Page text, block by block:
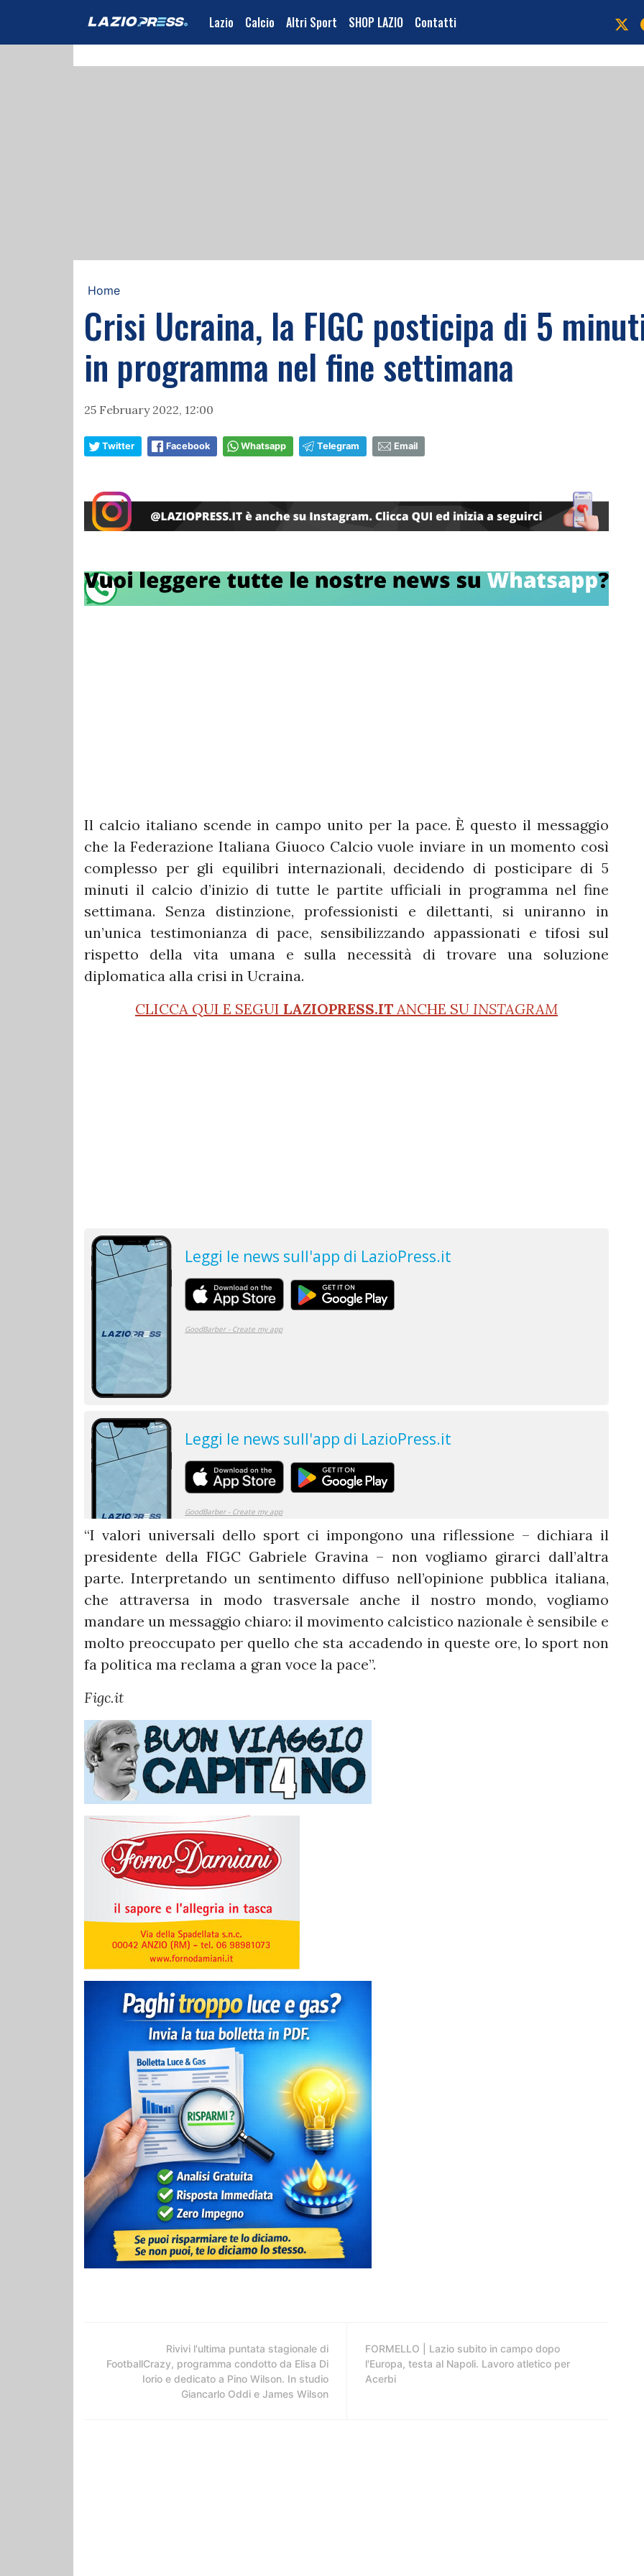
Lazio Calcio Altri Sport SHOP LAZIO Contatti
Home
Crisi Ucraina, la FIGC posticipa di 5
in programma nel fine settimana
25 February 2022, 12:00
Twitter Facebook Whatsapp Telegram Email
Il calcio italiano scende in campo unito per la pace. È questo il messaggio
che la Federazione Italiana Giuoco Calcio vuole inviare in un momento così
complesso per gli equilibri internazionali, decidendo di posticipare di 5
minuti il calcio d’inizio di tutte le partite ufficiali in programma nel fine
settimana. Senza distinzione, professionisti e dilettanti, si uniranno in
un’unica testimonianza di pace, sensibilizzando appassionati e tifosi sul
rispetto della vita umana e sulla necessità di trovare una soluzione
diplomatica alla crisi in Ucraina.
CLICCA QUI E SEGUI LAZIOPRESS.IT ANCHE SU INSTAGRAM
“I valori universali dello sport ci impongono una riflessione – dichiara il
presidente della FIGC Gabriele Gravina – non vogliamo girarci dall’altra
parte. Interpretando un sentimento diffuso nell’opinione pubblica italiana,
che attraversa in modo trasversale anche il nostro mondo, vogliamo
mandare un messaggio chiaro: il movimento calcistico nazionale è sensibile e
molto preoccupato per quello che sta accadendo in queste ore, lo sport non
fa politica ma reclama a gran voce la pace”.
Figc.it
Rivivi l'ultima puntata stagionale di
FootballCrazy, programma condotto da Elisa Di
Iorio e dedicato a Pino Wilson. In studio
Giancarlo Oddi e James Wilson
FORMELLO | Lazio subito in campo dopo
l'Europa, testa al Napoli. Lavoro atletico per
Acerbi